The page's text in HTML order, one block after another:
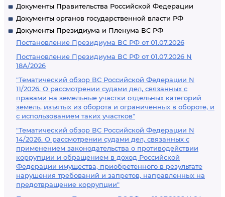
Документы Правительства Российской Федерации
Документы органов государственной власти РФ
Документы Президиума и Пленума ВС РФ
Постановление Президиума ВС РФ от 01.07.2026
Постановление Президиума ВС РФ от 01.07.2026 N
18А/2026
"Тематический обзор ВС Российской Федерации N
11/2026. О рассмотрении судами дел, связанных с
правами на земельные участки отдельных категорий
земель, изъятых из оборота и ограниченных в обороте, и
с использованием таких участков"
"Тематический обзор ВС Российской Федерации N
14/2026. О рассмотрении судами дел, связанных с
применением законодательства о противодействии
коррупции и обращением в доход Российской
Федерации имущества, приобретенного в результате
нарушения требований и запретов, направленных на
предотвращение коррупции"